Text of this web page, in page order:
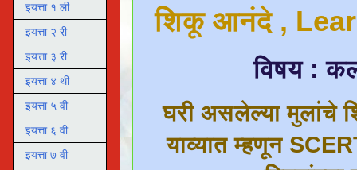
शिकू आनंदे ,
विषय :
घरी असलेल्या मुलांचे
याव्यात म्हणून
इयत्ता १ ली
इयत्ता २ री
इयत्ता ३ री
इयत्ता ४ थी
इयत्ता ५ वी
इयत्ता ६ वी
इयत्ता ७ वी